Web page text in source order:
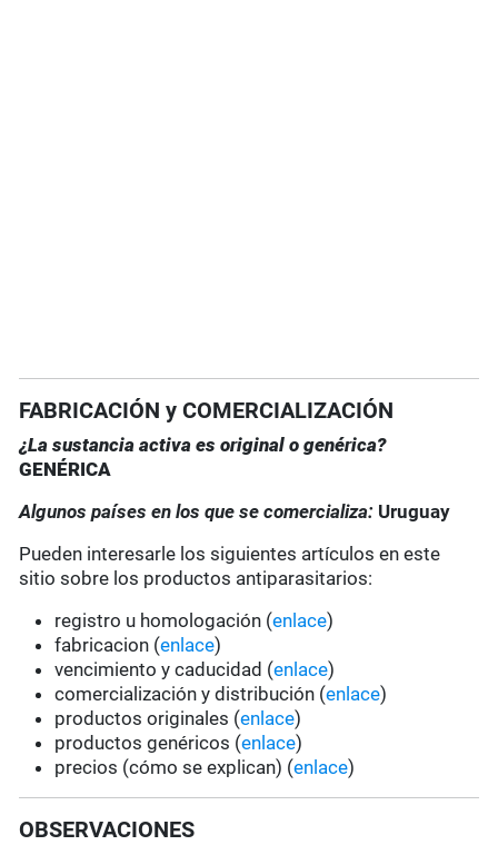
FABRICACIÓN y COMERCIALIZACIÓN
¿La sustancia activa es original o genérica?
GENÉRICA
Algunos países en los que se comercializa: Uruguay
Pueden interesarle los siguientes artículos en este
sitio sobre los productos antiparasitarios:
registro u homologación (enlace)
fabricacion (enlace)
vencimiento y caducidad (enlace)
comercialización y distribución (enlace)
productos originales (enlace)
productos genéricos (enlace)
precios (cómo se explican) (enlace)
OBSERVACIONES